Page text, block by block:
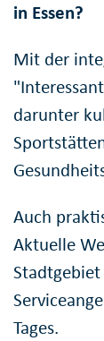
in Essen?
Mit der
darunter
Auch
Aktuelle
Tages.